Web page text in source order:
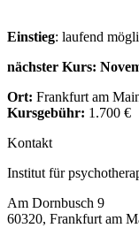
Einstieg: laufend
nächster Kurs:
Ort: Frankfurt am
Kursgebühr: 1.700 €
Kontakt
Institut für
Am Dornbusch 9
60320, Frankfurt am